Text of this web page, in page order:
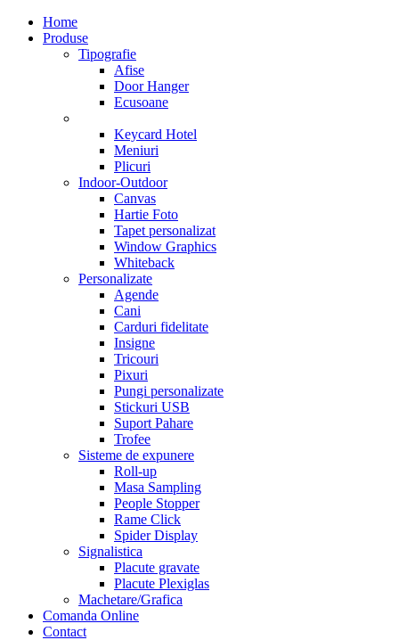
Home
Produse
Tipografie
Afise
Door Hanger
Ecusoane
Keycard Hotel
Meniuri
Plicuri
Indoor-Outdoor
Canvas
Hartie Foto
Tapet personalizat
Window Graphics
Whiteback
Personalizate
Agende
Cani
Carduri fidelitate
Insigne
Tricouri
Pixuri
Pungi personalizate
Stickuri USB
Suport Pahare
Trofee
Sisteme de expunere
Roll-up
Masa Sampling
People Stopper
Rame Click
Spider Display
Signalistica
Placute gravate
Placute Plexiglas
Machetare/Grafica
Comanda Online
Contact